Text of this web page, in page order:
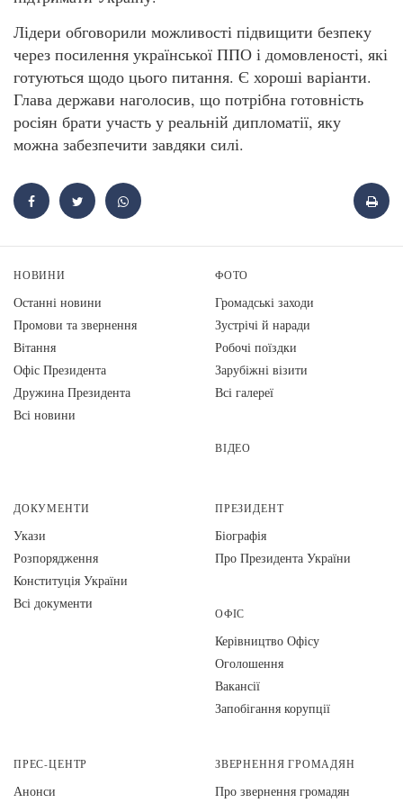
Лідери обговорили можливості підвищити безпеку
через посилення української ППО і домовленості, які
готуються щодо цього питання. Є хороші варіанти.
Глава держави наголосив, що потрібна готовність
росіян брати участь у реальній дипломатії, яку
можна забезпечити завдяки силі.
НОВИНИ
Останні новини
Промови та звернення
Вiтання
Офіс Президента
Дружина Президента
Всі новини
ФОТО
Громадські заходи
Зустрічі й наради
Робочі поїздки
Зарубіжні візити
Всі галереї
ВІДЕО
ДОКУМЕНТИ
Укази
Розпорядження
Конституція України
Всі документи
ПРЕЗИДЕНТ
Біографія
Про Президента України
ОФІС
Керівництво Офісу
Оголошення
Вакансії
Запобігання корупції
ПРЕС-ЦЕНТР
Анонси
ЗВЕРНЕННЯ ГРОМАДЯН
Про звернення громадян